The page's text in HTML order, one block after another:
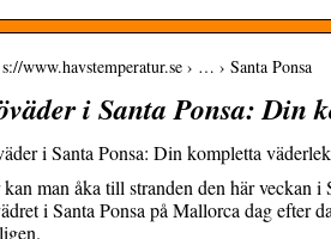
www.havstemperatur.se › … › Santa Ponsa
i Santa Ponsa: Din
i Santa Ponsa: Din kompletta
man åka till stranden den här veckan
i Santa Ponsa på Mallorca dag efter